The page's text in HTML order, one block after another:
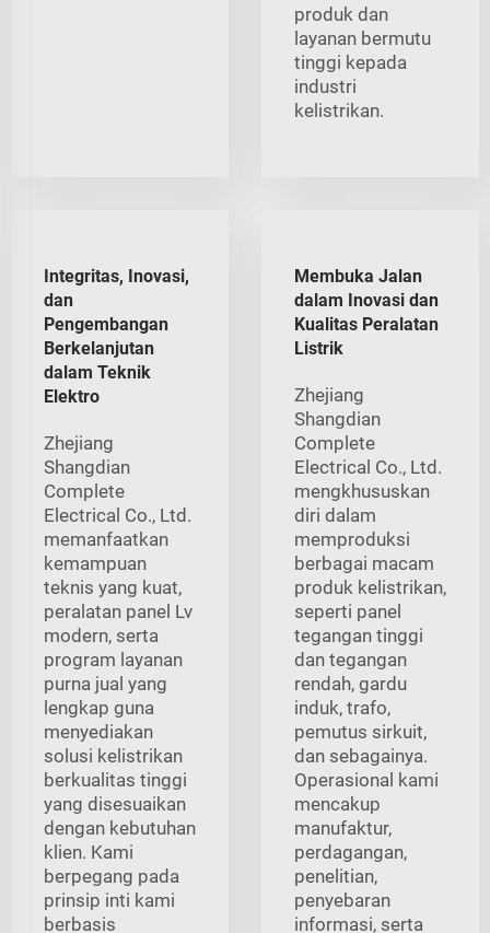
produk dan
layanan bermutu
tinggi kepada
industri
kelistrikan.
Integritas, Inovasi,
dan
Pengembangan
Berkelanjutan
dalam Teknik
Elektro
Zhejiang
Shangdian
Complete
Electrical Co., Ltd.
memanfaatkan
kemampuan
teknis yang kuat,
peralatan panel Lv
modern, serta
program layanan
purna jual yang
lengkap guna
menyediakan
solusi kelistrikan
berkualitas tinggi
yang disesuaikan
dengan kebutuhan
klien. Kami
berpegang pada
prinsip inti kami
berbasis
Membuka Jalan
dalam Inovasi dan
Kualitas Peralatan
Listrik
Zhejiang
Shangdian
Complete
Electrical Co., Ltd.
mengkhususkan
diri dalam
memproduksi
berbagai macam
produk kelistrikan,
seperti panel
tegangan tinggi
dan tegangan
rendah, gardu
induk, trafo,
pemutus sirkuit,
dan sebagainya.
Operasional kami
mencakup
manufaktur,
perdagangan,
penelitian,
penyebaran
informasi, serta